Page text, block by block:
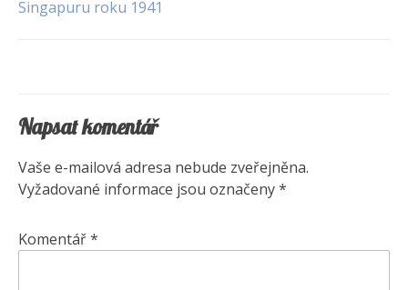
Singapuru roku 1941
Napsat komentář
Vaše e-mailová adresa nebude zveřejněna.
Vyžadované informace jsou označeny*
Komentář*